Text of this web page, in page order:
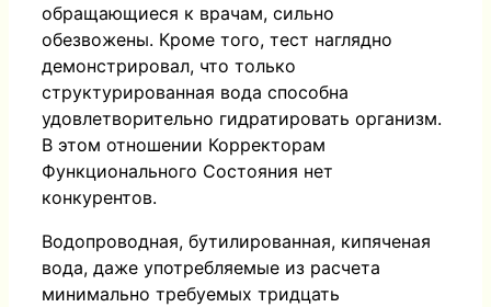
обращающиеся к врачам, сильно
обезвожены. Кроме того, тест наглядно
демонстрировал, что только
структурированная вода способна
удовлетворительно гидратировать организм.
В этом отношении Корректорам
Функционального Состояния нет
конкурентов.
Водопроводная, бутилированная, кипяченая
вода, даже употребляемые из расчета
минимально требуемых тридцать